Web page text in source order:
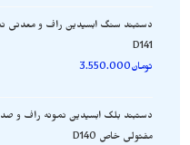
دستبند سنگ ابسیدین راف و معدنی
D141
تومان3.550.000
دستبند بلک ابسیدین نمونه راف و
مفتولی خاص D140